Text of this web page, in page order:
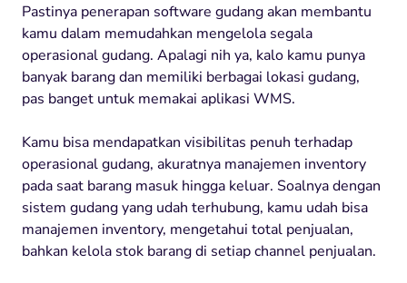
Pastinya penerapan software gudang akan membantu
kamu dalam memudahkan mengelola segala
operasional gudang. Apalagi nih ya, kalo kamu punya
banyak barang dan memiliki berbagai lokasi gudang,
pas banget untuk memakai aplikasi WMS.
Kamu bisa mendapatkan visibilitas penuh terhadap
operasional gudang, akuratnya manajemen inventory
pada saat barang masuk hingga keluar. Soalnya dengan
sistem gudang yang udah terhubung, kamu udah bisa
manajemen inventory, mengetahui total penjualan,
bahkan kelola stok barang di setiap channel penjualan.